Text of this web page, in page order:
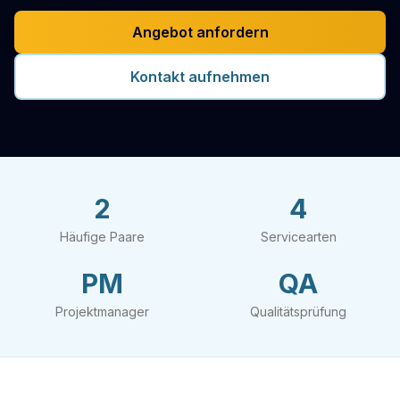
Angebot anfordern
Kontakt aufnehmen
2
Häufige Paare
4
Servicearten
PM
Projektmanager
QA
Qualitätsprüfung